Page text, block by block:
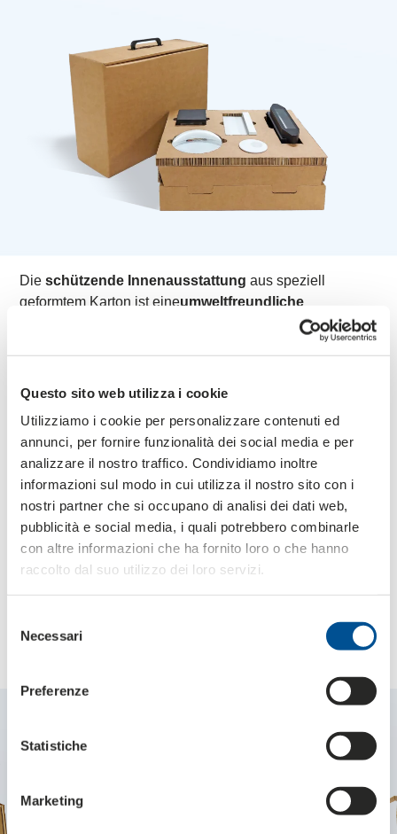
Questo sito web utilizza i cookie
Utilizziamo i cookie per personalizzare contenuti ed
annunci, per fornire funzionalità dei social media e per
analizzare il nostro traffico. Condividiamo inoltre
informazioni sul modo in cui utilizza il nostro sito con i
nostri partner che si occupano di analisi dei dati web,
pubblicità e social media, i quali potrebbero combinarle
con altre informazioni che ha fornito loro o che hanno
raccolto dal suo utilizzo dei loro servizi.
delNecessari
Preferenze
Statistiche
Marketing
Dieschützende Innenausstattung aus speziell
geformtem Karton ist eineumweltfreundliche
zur Verwendung von Polystyrol und anderen
verpackungsergänzungen